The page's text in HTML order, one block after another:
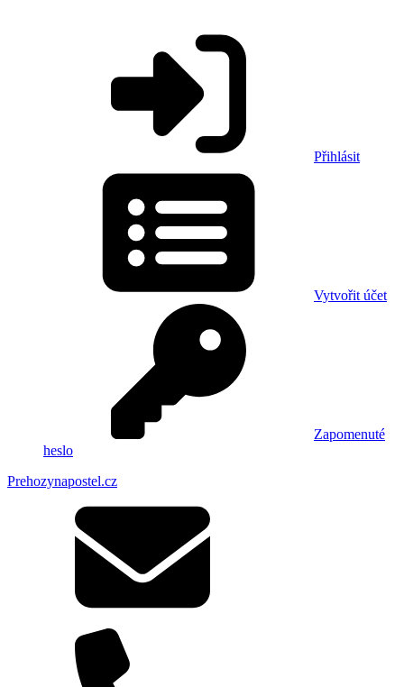
Přihlásit
Vytvořit účet
Zapomenuté
heslo
Prehozynapostel.cz